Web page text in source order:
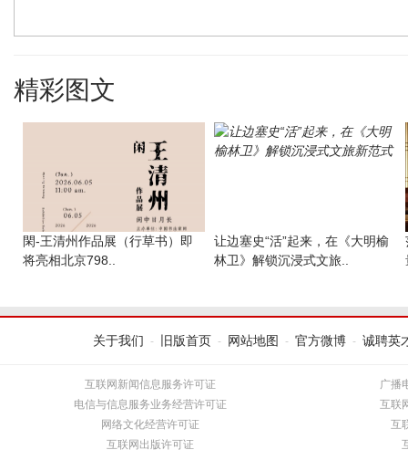
精彩图文
閑-王清州作品展（行草书）即
将亮相北京798..
让边塞史“活”起来，在《大明榆
林卫》解锁沉浸式文旅..
关于我们 - 旧版首页 - 网站地图 - 官方微博 - 诚聘英
互联网新闻信息服务许可证
电信与信息服务业务经营许可证
网络文化经营许可证
互联网出版许可证
广播
互联
互